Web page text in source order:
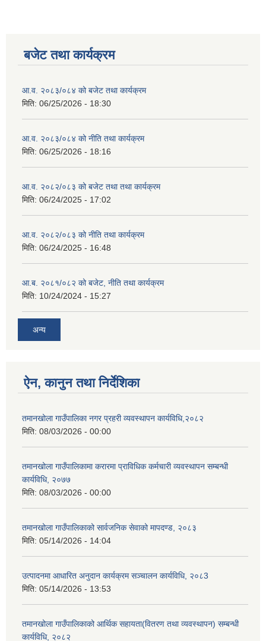
बजेट तथा कार्यक्रम
आ.व. २०८३/०८४ को बजेट तथा कार्यक्रम
मिति: 06/25/2026 - 18:30
आ.व. २०८३/०८४ को नीति तथा कार्यक्रम
मिति: 06/25/2026 - 18:16
आ.व. २०८२/०८३ को बजेट तथा तथा कार्यक्रम
मिति: 06/24/2025 - 17:02
आ.व. २०८२/०८३ को नीति तथा कार्यक्रम
मिति: 06/24/2025 - 16:48
आ.ब. २०८१/०८२ को बजेट, नीति तथा कार्यक्रम
मिति: 10/24/2024 - 15:27
अन्य
ऐन, कानुन तथा निर्देशिका
तमानखोला गाउँपालिका नगर प्रहरी व्यवस्थापन कार्यविधि,२०८२
मिति: 08/03/2026 - 00:00
तमानखोला गाउँपालिकामा करारमा प्राविधिक कर्मचारी व्यवस्थापन सम्बन्धी
कार्यविधि, २०७७
मिति: 08/03/2026 - 00:00
तमानखोला गाउँपालिकाको सार्वजनिक सेवाको मापदण्ड, २०८३
मिति: 05/14/2026 - 14:04
उत्पादनमा आधारित अनुदान कार्यक्रम सञ्चालन कार्यविधि, २०८3
मिति: 05/14/2026 - 13:53
तमानखोला गाउँपालिकाको आर्थिक सहायता(वितरण तथा व्यवस्थापन) सम्बन्धी
कार्यविधि, २०८२